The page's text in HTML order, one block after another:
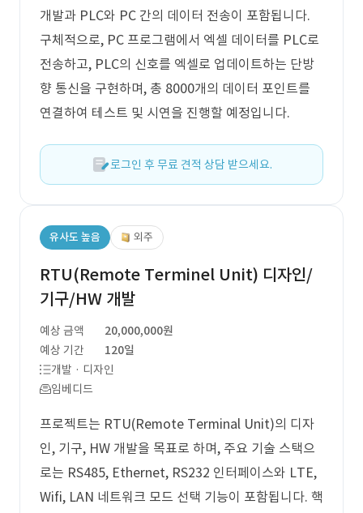
개발과 PLC와 PC 간의 데이터 전송이 포함됩니다.
구체적으로, PC 프로그램에서 엑셀 데이터를 PLC로
전송하고, PLC의 신호를 엑셀로 업데이트하는 단방
향 통신을 구현하며, 총 8000개의 데이터 포인트를
연결하여 테스트 및 시연을 진행할 예정입니다.
로그인 후 무료 견적 상담 받으세요.
유사도 높음 외주
RTU(Remote Terminel Unit) 디자인/
기구/HW 개발
예상 금액
20,000,000원
예상 기간
120일
개발 · 디자인
임베디드
프로젝트는 RTU(Remote Terminal Unit)의 디자
인, 기구, HW 개발을 목표로 하며, 주요 기술 스택으
로는 RS485, Ethernet, RS232 인터페이스와 LTE,
Wifi, LAN 네트워크 모드 선택 기능이 포함됩니다. 핵